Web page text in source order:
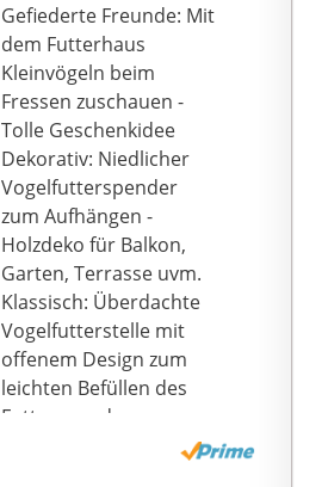
Gefiederte Freunde: Mit
dem Futterhaus
Kleinvögeln beim
Fressen zuschauen -
Tolle Geschenkidee
Dekorativ: Niedlicher
Vogelfutterspender
zum Aufhängen -
Holzdeko für Balkon,
Garten, Terrasse uvm.
Klassisch: Überdachte
Vogelfutterstelle mit
offenem Design zum
leichten Befüllen des
Futterspenders
Natur pur: Aufwendig